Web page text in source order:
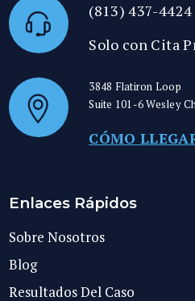
(813) 437-4424
Solo con Cita
3848 Flatiron Loop
Suite 101-6Wesley
CÓMO
Enlaces Rápidos
Sobre Nosotros
Blog
Resultados Del Caso